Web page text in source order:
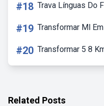
#18 Trava Línguas Do
#19 Transformar Ml
#20 Transformar 5 8
Related Posts